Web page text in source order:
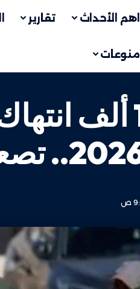
اهم الأحداث تقارير
منوعات